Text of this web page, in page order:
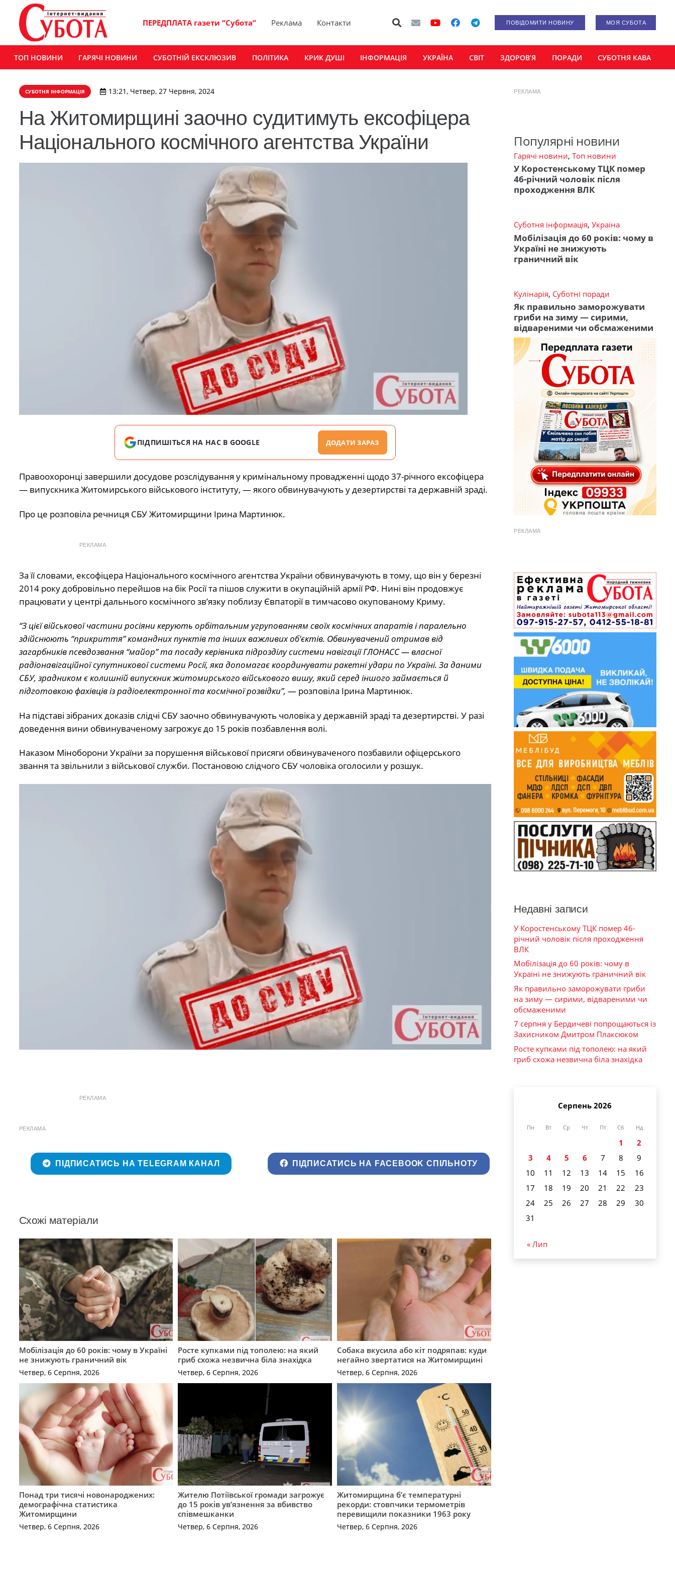
ПЕРЕДПЛАТА газети “Субота” Реклама Контакти ПОВІДОМИТИ НОВИНУ МОЯ СУБОТА
ТОП НОВИНИ ГАРЯЧІ НОВИНИ СУБОТНІЙ ЕКСКЛЮЗИВ ПОЛІТИКА КРИК ДУШІ ІНФОРМАЦІЯ УКРАЇНА СВІТ ЗДОРОВ’Я ПОРАДИ СУБОТНЯ КАВА
СУБОТНЯ ІНФОРМАЦІЯ 13:21, Четвер, 27 Червня, 2024
На Житомирщині заочно судитимуть ексофіцера
Національного космічного агентства України
ПІДПИШІТЬСЯ НА НАС В GOOGLE ДОДАТИ ЗАРАЗ
Правоохоронці завершили досудове розслідування у кримінальному провадженні щодо 37-річного ексофіцера
— випускника Житомирського військового інституту, — якого обвинувачують у дезертирстві та державній зраді.
Про це розповіла речниця СБУ Житомирщини Ірина Мартинюк.
РЕКЛАМА
За її словами, ексофіцера Національного космічного агентства України обвинувачують в тому, що він у березні
2014 року добровільно перейшов на бік Росії та пішов служити в окупаційній армії РФ. Нині він продовжує
працювати у центрі дальнього космічного зв’язку поблизу Євпаторії в тимчасово окупованому Криму.
“З цієї військової частини росіяни керують орбітальним угрупованням своїх космічних апаратів і паралельно
здійснюють “прикриття” командних пунктів та інших важливих об’єктів. Обвинувачений отримав від
загарбників псевдозвання “майор” та посаду керівника підрозділу системи навігації ГЛОНАСС — власної
радіонавігаційної супутникової системи Росії, яка допомагає координувати ракетні удари по Україні. За даними
СБУ, зрадником є колишній випускник житомирського військового вишу, який серед іншого займається й
підготовкою фахівців із радіоелектронної та космічної розвідки”, — розповіла Ірина Мартинюк.
На підставі зібраних доказів слідчі СБУ заочно обвинувачують чоловіка у державній зраді та дезертирстві. У разі
доведення вини обвинуваченому загрожує до 15 років позбавлення волі.
Наказом Міноборони України за порушення військової присяги обвинуваченого позбавили офіцерського
звання та звільнили з військової служби. Постановою слідчого СБУ чоловіка оголосили у розшук.
РЕКЛАМА
РЕКЛАМА
ПІДПИСАТИСЬ НА TELEGRAM КАНАЛ ПІДПИСАТИСЬ НА FACEBOOK СПІЛЬНОТУ
Схожі матеріали
Мобілізація до 60 років: чому в Україні
не знижують граничний вік
Четвер, 6 Серпня, 2026
Росте купками під тополею: на який
гриб схожа незвична біла знахідка
Четвер, 6 Серпня, 2026
Собака вкусила або кіт подряпав: куди
негайно звертатися на Житомирщині
Четвер, 6 Серпня, 2026
Понад три тисячі новонароджених:
демографічна статистика
Житомирщини
Четвер, 6 Серпня, 2026
Жителю Потіївської громади загрожує
до 15 років ув’язнення за вбивство
співмешканки
Четвер, 6 Серпня, 2026
Житомирщина б’є температурні
рекорди: стовпчики термометрів
перевищили показники 1963 року
Четвер, 6 Серпня, 2026
РЕКЛАМА
Популярні новини
Гарячі новини, Топ новини
У Коростенському ТЦК помер
46-річний чоловік після
проходження ВЛК
Суботня інформація, Україна
Мобілізація до 60 років: чому в
Україні не знижують
граничний вік
Кулінарія, Суботні поради
Як правильно заморожувати
гриби на зиму — сирими,
відвареними чи обсмаженими
РЕКЛАМА
Недавні записи
У Коростенському ТЦК помер 46-
річний чоловік після проходження
ВЛК
Мобілізація до 60 років: чому в
Україні не знижують граничний вік
Як правильно заморожувати гриби
на зиму — сирими, відвареними чи
обсмаженими
7 серпня у Бердичеві попрощаються із
Захисником Дмитром Плаксюком
Росте купками під тополею: на який
гриб схожа незвична біла знахідка
Серпень 2026
Пн Вт Ср Чт Пт Сб Нд
1
2
3
4 5 6 7 8
9
10
11 12 13 14 15
16
17
18 19 20 21 22
23
24
25 26 27 28 29
30
31
« Лип